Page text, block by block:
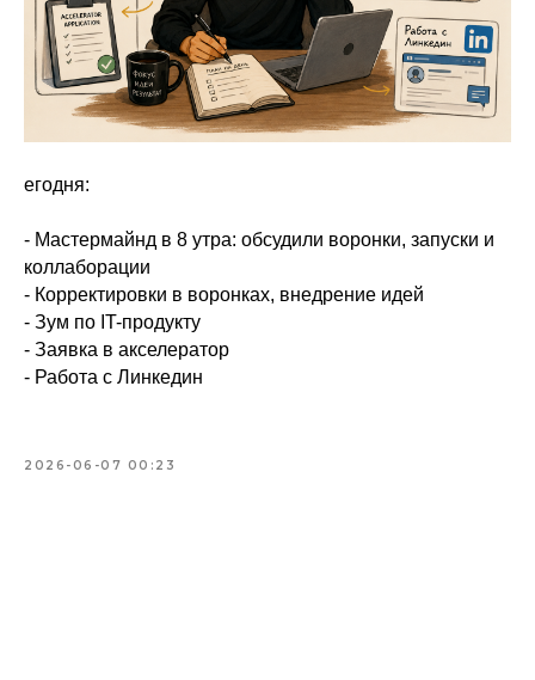
егодня:
- Мастермайнд в 8 утра: обсудили воронки, запуски и
коллаборации
- ⁠Корректировки в воронках, внедрение идей
- Зум по IT-продукту
- Заявка в акселератор
- ⁠Работа с Линкедин
2026-06-07 00:23